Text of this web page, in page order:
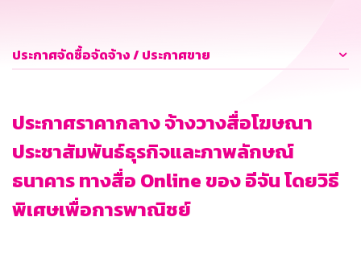
ประกาศจัดซื้อจัดจ้าง / ประกาศขาย
ประกาศราคากลาง จ้างวางสื่อโฆษณา
ประชาสัมพันธ์ธุรกิจและภาพลักษณ์
ธนาคาร ทางสื่อ Online ของ อีจัน โดยวิธี
พิเศษเพื่อการพาณิชย์